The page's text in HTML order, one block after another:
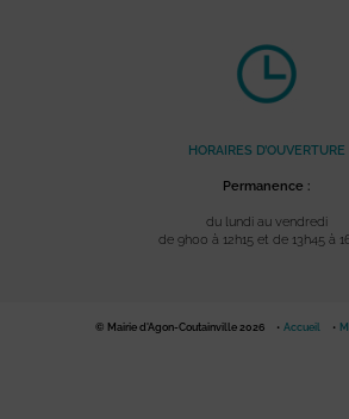
HORAIRES D’OUVERTURE
Permanence :
du lundi au vendredi
de 9h00 à 12h15 et de 13h45 à
© Mairie d'Agon-Coutainville 2026 Accueil